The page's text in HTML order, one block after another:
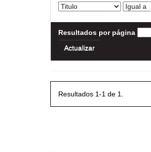
Resultados por página
Resultados 1-1 de 1.